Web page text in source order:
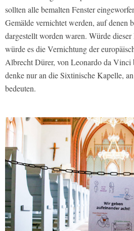
sollten alle bemalten Fenster
Gemälde vernichtet werden, auf denen
dargestellt worden waren. Würde
würde es die Vernichtung der
Albrecht Dürer, von Leonardo da Vinci
denke nur an die Sixtinische Kapelle,
bedeuten.